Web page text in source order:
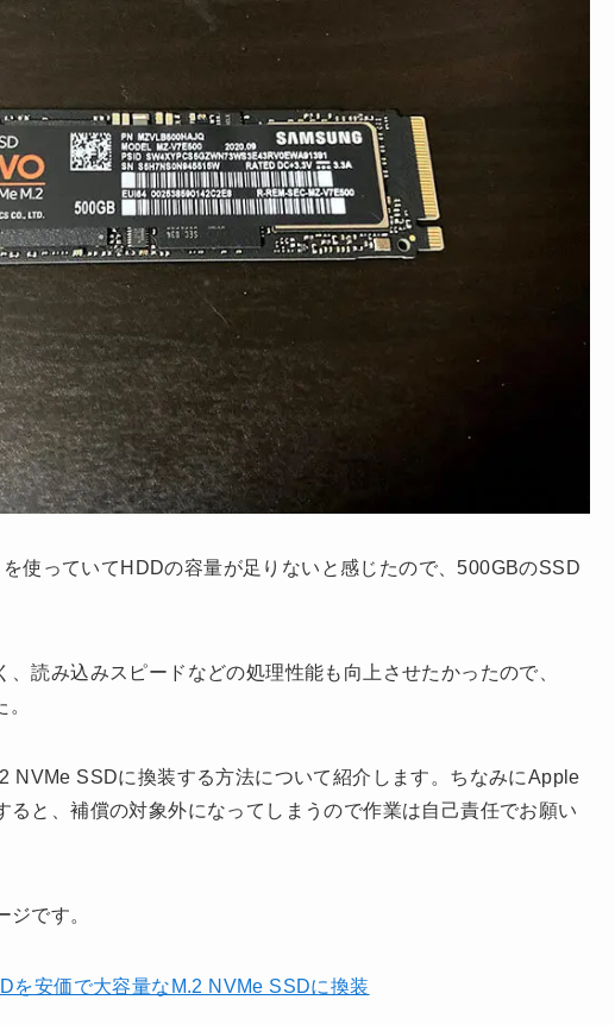
使っていてHDDの容量が足りないと感じたので、500GBのSSD
、読み込みスピードなどの処理性能も向上させたかったので、
NVMe SSDに換装する方法について紹介します。ちなみにApple
ると、補償の対象外になってしまうので作業は自己責任でお願い
です。
を安価で大容量なM.2 NVMe SSDに換装